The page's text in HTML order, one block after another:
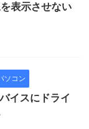
表示させない
ソコン
イスにドライ